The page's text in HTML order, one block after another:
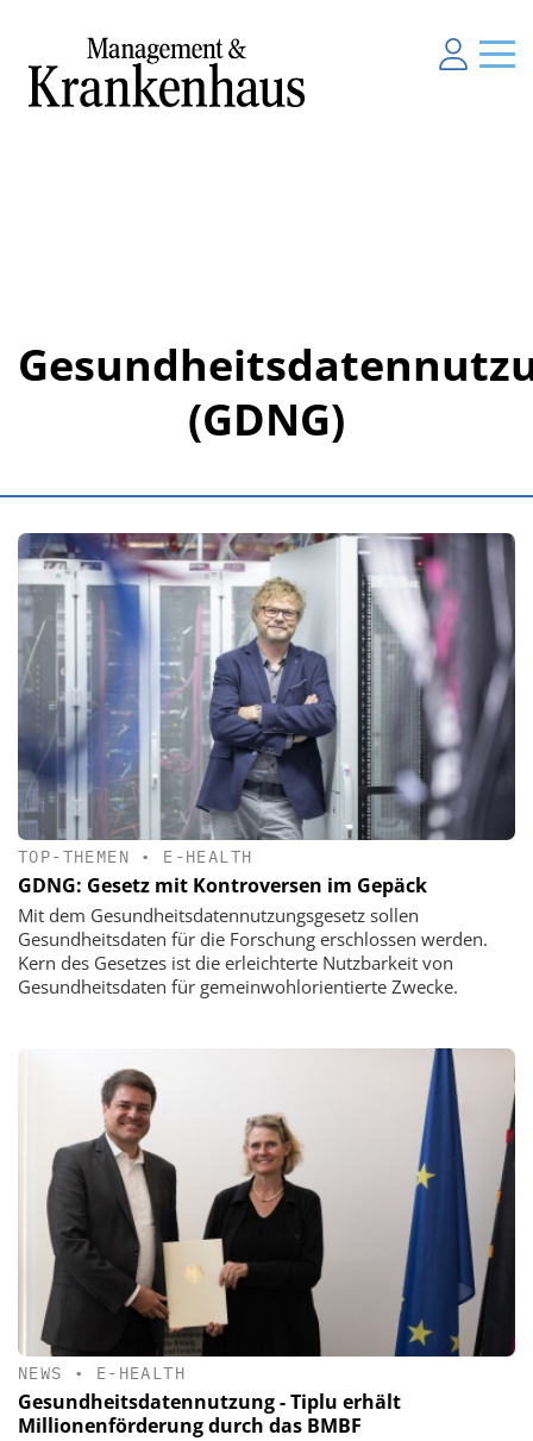
(GDNG)
TOP-THEMEN • E-HEALTH
GDNG: Gesetz mit Kontroversen im Gepäck
Mit dem Gesundheitsdatennutzungsgesetz sollen
Gesundheitsdaten für die Forschung erschlossen werden.
Kern des Gesetzes ist die erleichterte Nutzbarkeit von
Gesundheitsdaten für gemeinwohlorientierte Zwecke.
NEWS • E-HEALTH
Gesundheitsdatennutzung - Tiplu erhält
Millionenförderung durch das BMBF